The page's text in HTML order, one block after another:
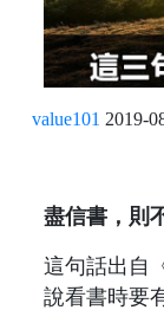
value101 2019-
盡信書，則
這句話出自
說看書時要